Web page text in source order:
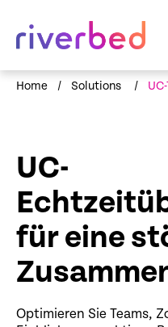
Home / Solutions /
UC-
für eine
Optimieren Sie Teams,